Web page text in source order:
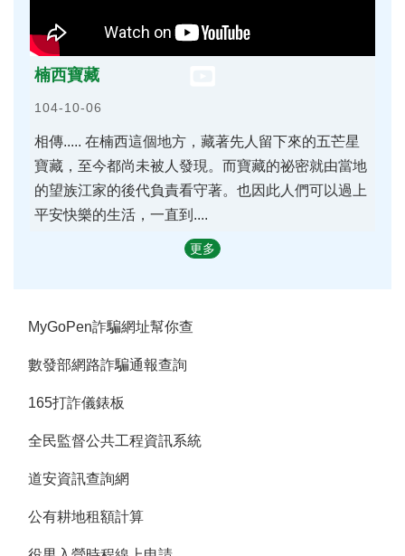
楠西寶藏
104-10-06
相傳..... 在楠西這個地方，藏著先人留下來的五芒星
寶藏，至今都尚未被人發現。而寶藏的祕密就由當地
的望族江家的後代負責看守著。也因此人們可以過上
平安快樂的生活，一直到....
更多
MyGoPen詐騙網址幫你查
數發部網路詐騙通報查詢
165打詐儀錶板
全民監督公共工程資訊系統
道安資訊查詢網
公有耕地租額計算